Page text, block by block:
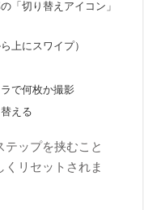
「切り替えアイコン」
上にスワイプ）
で何枚か撮影
える
テップを挟むこと
リセットされま